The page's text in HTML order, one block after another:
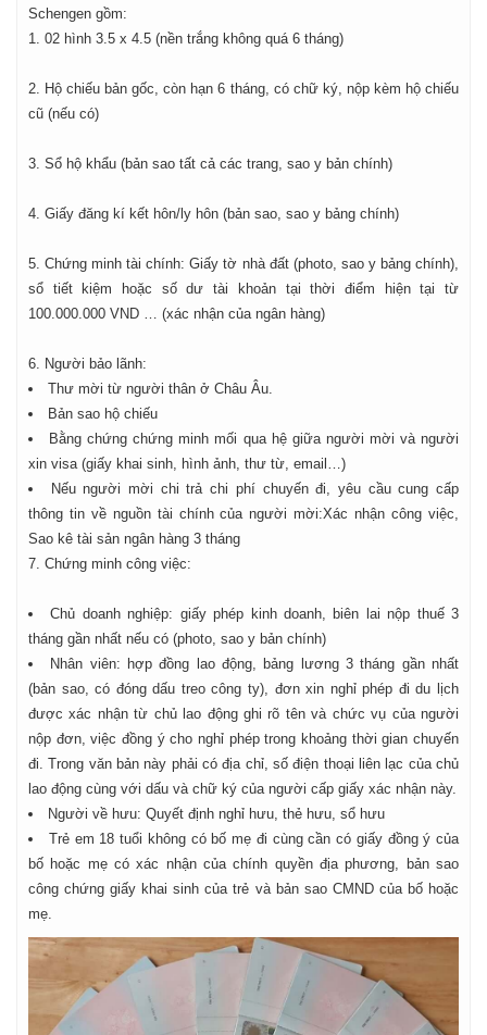
Schengen gồm:
1. 02 hình 3.5 x 4.5 (nền trắng không quá 6 tháng)
2. Hộ chiếu bản gốc, còn hạn 6 tháng, có chữ ký, nộp kèm hộ chiếu
cũ (nếu có)
3. Sổ hộ khẩu (bản sao tất cả các trang, sao y bản chính)
4. Giấy đăng kí kết hôn/ly hôn (bản sao, sao y bảng chính)
5. Chứng minh tài chính: Giấy tờ nhà đất (photo, sao y bảng chính),
sổ tiết kiệm hoặc số dư tài khoản tại thời điểm hiện tại từ
100.000.000 VND … (xác nhận của ngân hàng)
6. Người bảo lãnh:
Thư mời từ người thân ở Châu Âu.
Bản sao hộ chiếu
Bằng chứng chứng minh mối qua hệ giữa người mời và người
xin visa (giấy khai sinh, hình ảnh, thư từ, email…)
Nếu người mời chi trả chi phí chuyến đi, yêu cầu cung cấp
thông tin về nguồn tài chính của người mời:Xác nhận công việc,
Sao kê tài sản ngân hàng 3 tháng
7. Chứng minh công việc:
Chủ doanh nghiệp: giấy phép kinh doanh, biên lai nộp thuế 3
tháng gần nhất nếu có (photo, sao y bản chính)
Nhân viên: hợp đồng lao động, bảng lương 3 tháng gần nhất
(bản sao, có đóng dấu treo công ty), đơn xin nghỉ phép đi du lịch
được xác nhận từ chủ lao động ghi rõ tên và chức vụ của người
nộp đơn, việc đồng ý cho nghỉ phép trong khoảng thời gian chuyến
đi. Trong văn bản này phải có địa chỉ, số điện thoại liên lạc của chủ
lao động cùng với dấu và chữ ký của người cấp giấy xác nhận này.
Người về hưu: Quyết định nghỉ hưu, thẻ hưu, sổ hưu
Trẻ em 18 tuổi không có bố mẹ đi cùng cần có giấy đồng ý của
bố hoặc mẹ có xác nhận của chính quyền địa phương, bản sao
công chứng giấy khai sinh của trẻ và bản sao CMND của bố hoặc
mẹ.